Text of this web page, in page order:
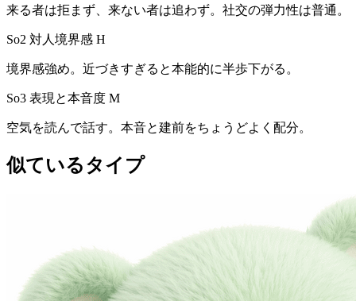
来る者は拒まず、来ない者は追わず。社交の弾力性は普通。
So2 対人境界感 H
境界感強め。近づきすぎると本能的に半歩下がる。
So3 表現と本音度 M
空気を読んで話す。本音と建前をちょうどよく配分。
似ているタイプ